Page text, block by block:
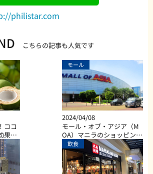
philistar.com
こちらの記事も人気です
ココ
果と
モール
2024/04/08
モール・オブ・アジア（M
OA）マニラのショッピン
グ、ダイニング、エンター
テイメントなど総合施設
飲食